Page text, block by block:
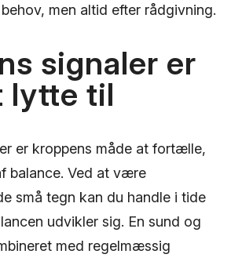
men altid efter rådgivning.
signaler er
lytte til
er kroppens måde at fortælle,
balance. Ved at være
små tegn kan du handle i tide
udvikler sig. En sund og
med regelmæssig